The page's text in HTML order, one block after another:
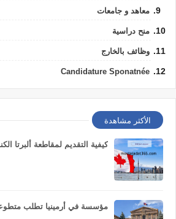
معاهد و جامعات
منح دراسية
وظائف بالخارج
Candidature Sponatnée
الأكثر مشاهدة
كيفية التقديم لمقاطعة ألبرتا الكندية
مؤسسة في أرمينيا تطلب متطوعين